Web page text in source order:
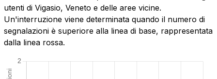
utenti di Vigasio, Veneto e delle aree vicine.
Un'interruzione viene determinata quando il numero di
segnalazioni è superiore alla linea di base, rappresentata
dalla linea rossa.